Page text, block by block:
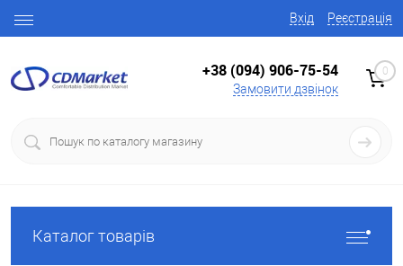
Вхід Реєстрація
+38 (094) 906-75-54
Замовити дзвінок
0
Каталог товарів